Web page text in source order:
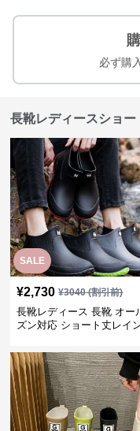
必ず購
長靴レディースショ
SALE
¥2,730 ¥3040(割引前)
長靴レディース 長靴 オー
ズン対応 ショート丈レイ